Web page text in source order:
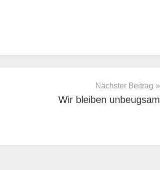
Nächster Beitrag
Wir bleiben unbeugsam